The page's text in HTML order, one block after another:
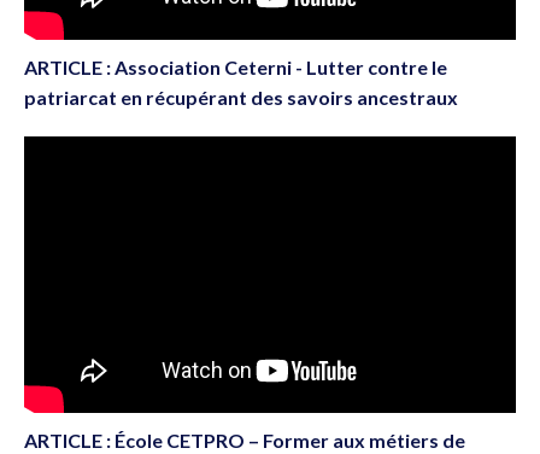
ARTICLE : Association Ceterni - Lutter contre le
patriarcat en récupérant des savoirs ancestraux
ARTICLE : École CETPRO – Former aux métiers de